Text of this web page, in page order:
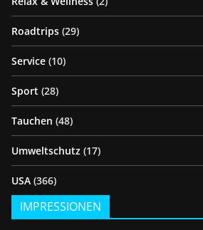
Roadtrips (29)
Service (10)
Sport (28)
Tauchen (48)
Umweltschutz (17)
USA (366)
IMPRESSIONEN